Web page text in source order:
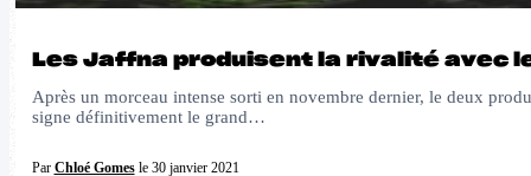
Les Jaffna produisent la rivalité avec
Après un morceau intense sorti en novembre dernier, le deux
signe définitivement le grand…
Par Chloé Gomesle 30 janvier 2021